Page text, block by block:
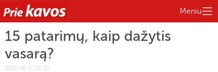
Meniu
15 patarimų, kaip dažytis
vasarą?
2015-06-17 16:32